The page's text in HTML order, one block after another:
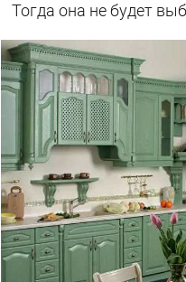
Тогда она не будет